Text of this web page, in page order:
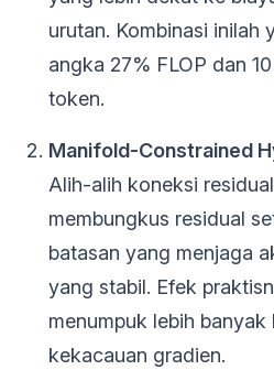
urutan. Kombinasi inilah
angka 27% FLOP dan
token.
Manifold-Constrained
Alih-alih koneksi
membungkus residual
batasan yang menjaga
yang stabil. Efek
menumpuk lebih banyak
kekacauan gradien.